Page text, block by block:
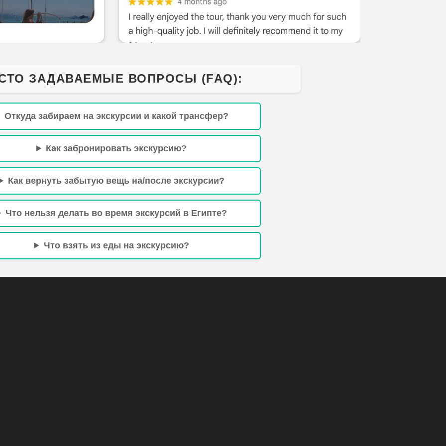
ЗАДАВАЕМЫЕ ВОПРОСЫ (FAQ):
Откуда забираем на экскурсии и какой трансфер?
Как забронировать экскурсию?
Как вернуть забытую вещь на/после экскурсии?
Что нельзя делать во время экскурсий в Египте?
Что взять из еды на экскурсию?